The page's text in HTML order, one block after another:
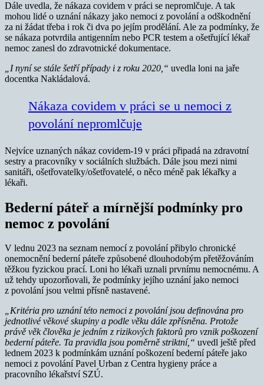
Dále uvedla, že nákaza covidem v práci se nepromlčuje. A tak
mohou lidé o uznání nákazy jako nemoci z povolání a odškodnění
za ni žádat třeba i rok či dva po jejím prodělání. Ale za podmínky, že
se nákaza potvrdila antigenním nebo PCR testem a ošetřující lékař
nemoc zanesl do zdravotnické dokumentace.
„I nyní se stále šetří případy i z roku 2020,“ uvedla loni na jaře
docentka Nakládalová.
Nákaza covidem v práci se u nemoci z
povolání nepromlčuje
Nejvíce uznaných nákaz covidem-19 v práci připadá na zdravotní
sestry a pracovníky v sociálních službách. Dále jsou mezi nimi
sanitáři, ošetřovatelky/ošetřovatelé, o něco méně pak lékařky a
lékaři.
Bederní páteř a mírnější podmínky pro
nemoc z povolání
V lednu 2023 na seznam nemocí z povolání přibylo chronické
onemocnění bederní páteře způsobené dlouhodobým přetěžováním
těžkou fyzickou prací. Loni ho lékaři uznali prvnímu nemocnému. A
už tehdy upozorňovali, že podmínky jejího uznání jako nemoci
z povolání jsou velmi přísně nastavené.
„Kritéria pro uznání této nemoci z povolání jsou definována pro
jednotlivé věkové skupiny a podle věku dále zpřísněna. Protože
právě věk člověka je jedním z rizikových faktorů pro vznik poškození
bederní páteře. Ta pravidla jsou poměrně striktní,“ uvedl ještě před
lednem 2023 k podmínkám uznání poškození bederní páteře jako
nemoci z povolání Pavel Urban z Centra hygieny práce a
pracovního lékařství SZÚ.